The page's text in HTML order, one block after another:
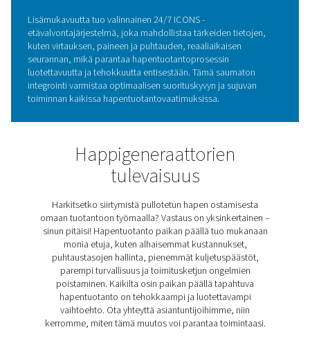
Sen puristettu profiilirakenne parantaa luotettavuutta ja
kestävyyttä, mikä takaa pitkäkestoisen suorituskyvyn ja
vähentää kulumista. Yhdessä nämä ominaisuudet
huolto- ja käyttökustannukset, mikä tekee PPOG 1-137
kustannustehokkaan ja luotettavan ratkaisun